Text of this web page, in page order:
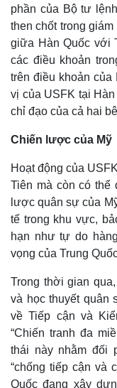
phần của Bộ tư
then chốt trong
giữa Hàn Quốc với
các điều khoản
trên điều khoản
vị của USFK tại
chỉ đạo của cả hai
Chiến lược của Mỹ
Hoạt động của
Tiên mà còn có
lược quân sự của
tế trong khu vực,
hạn như tự do
vọng của Trung
Trong thời gian
và học thuyết quân
về Tiếp cận và
“Chiến tranh đa
thái này nhằm đối
“chống tiếp cận và
Quốc đang xây